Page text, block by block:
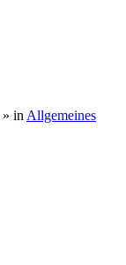
» in Allgemeines